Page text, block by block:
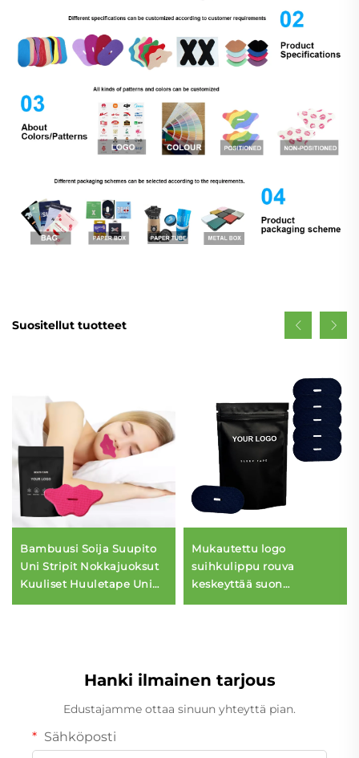
Suositellut tuotteet
Bambuusi Soija Suupito
Uni Stripit Nokkajuoksut
Kuuliset Huuletape Uni
Mukautettu logo
suihkulippu rouva
keskeyttää suon
Hanki ilmainen tarjous
Edustajamme ottaa sinuun yhteyttä pian.
Sähköposti